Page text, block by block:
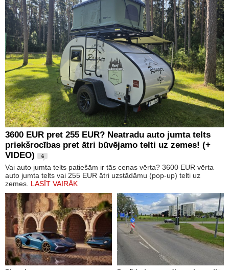
3600 EUR pret 255 EUR? Neatradu auto jumta telts
priekšrocības pret ātri būvējamo telti uz zemes! (+
VIDEO)
6
Vai auto jumta telts patiešām ir tās cenas vērta? 3600 EUR vērta
auto jumta telts vai 255 EUR ātri uzstādāmu (pop-up) telti uz
zemes. LASĪT VAIRĀK